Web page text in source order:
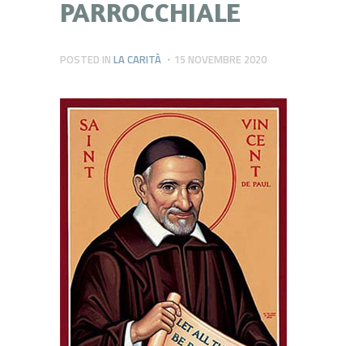
PARROCCHIALE
POSTED IN LA CARITÀ 15 NOVEMBRE 2020